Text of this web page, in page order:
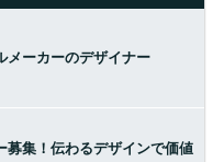
メーカーのデザイナー
募集！伝わるデザインで価値